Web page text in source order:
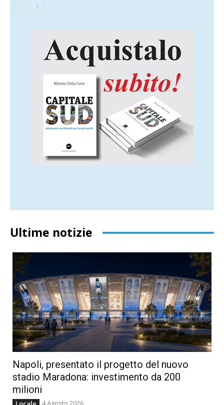
Ultime notizie
Napoli, presentato il progetto del nuovo
stadio Maradona: investimento da 200
milioni
4 Agosto 2026